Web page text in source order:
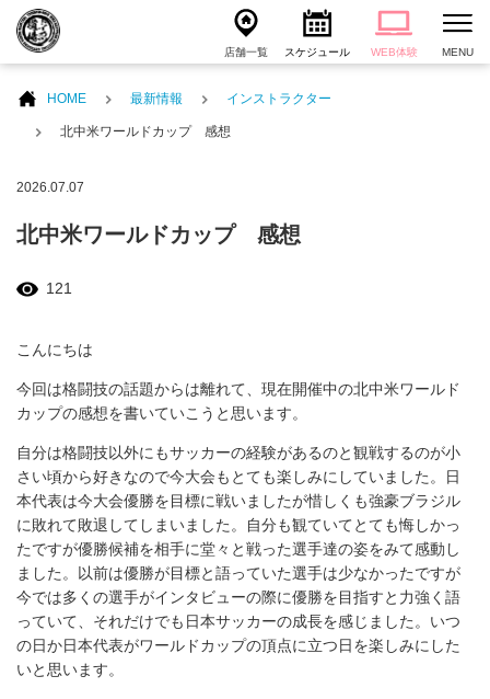
店舗一覧 スケジュール WEB体験 MENU
HOME 最新情報 インストラクター
北中米ワールドカップ 感想
2026.07.07
北中米ワールドカップ 感想
121
こんにちは
今回は格闘技の話題からは離れて、現在開催中の北中米ワールド
カップの感想を書いていこうと思います。
自分は格闘技以外にもサッカーの経験があるのと観戦するのが小
さい頃から好きなので今大会もとても楽しみにしていました。日
本代表は今大会優勝を目標に戦いましたが惜しくも強豪ブラジル
に敗れて敗退してしまいました。自分も観ていてとても悔しかっ
たですが優勝候補を相手に堂々と戦った選手達の姿をみて感動し
ました。以前は優勝が目標と語っていた選手は少なかったですが
今では多くの選手がインタビューの際に優勝を目指すと力強く語
っていて、それだけでも日本サッカーの成長を感じました。いつ
の日か日本代表がワールドカップの頂点に立つ日を楽しみにした
いと思います。